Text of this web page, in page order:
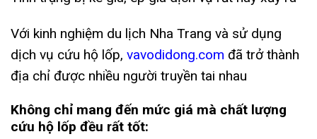
Với kinh nghiệm du lịch Nha Trang và sử dụng
dịch vụ cứu hộ lốp, vavodidong.com đã trở thành
địa chỉ được nhiều người truyền tai nhau
Không chỉ mang đến mức giá mà chất lượng
cứu hộ lốp đều rất tốt: